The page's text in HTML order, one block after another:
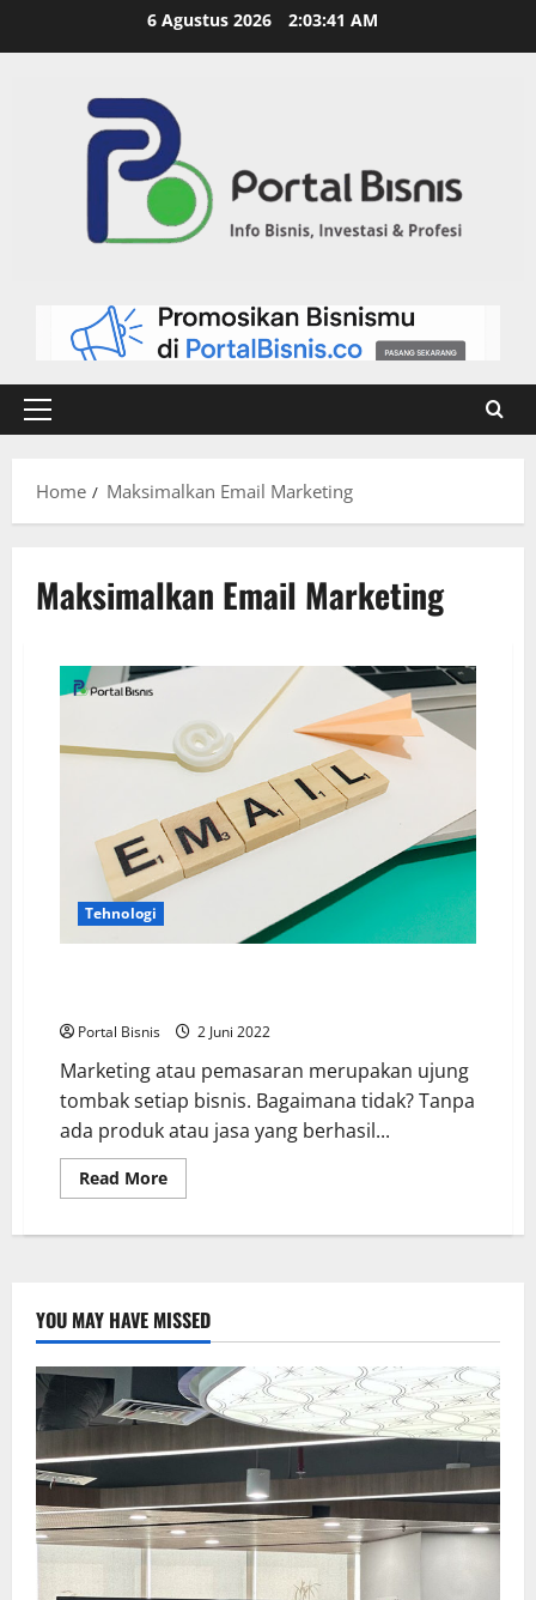
6 Agustus 2026 2:03:42 AM
Home Maksimalkan Email Marketing
Maksimalkan Email Marketing
Tehnologi
Portal Bisnis 2 Juni 2022
Marketing atau pemasaran merupakan ujung
tombak setiap bisnis. Bagaimana tidak? Tanpa
ada produk atau jasa yang berhasil...
Read More
YOU MAY HAVE MISSED